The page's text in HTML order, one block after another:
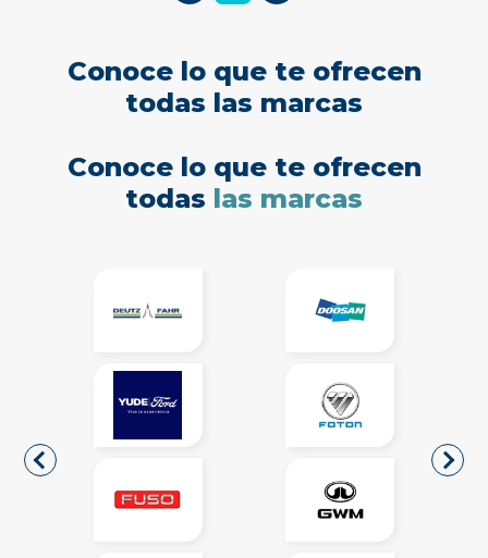
Conoce lo que te ofrecen
todas las marcas
Conoce lo que te ofrecen
todas las marcas